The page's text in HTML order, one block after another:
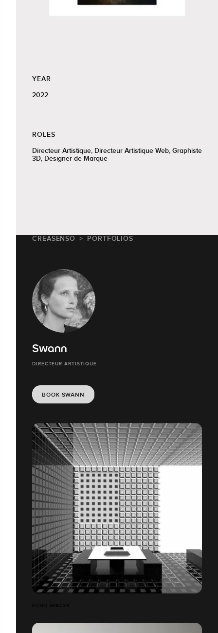
YEAR
2022
ROLES
Directeur Artistique, Directeur Artistique Web, Graphiste
3D, Designer de Marque
CREASENSO PORTFOLIOS
Swann
DIRECTEUR ARTISTIQUE
BOOK SWANN
ECHO SPACES